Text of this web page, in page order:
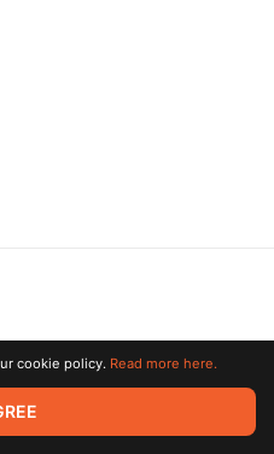
rights reserved. All trademarks
owners.
cookie policy. Read more here.